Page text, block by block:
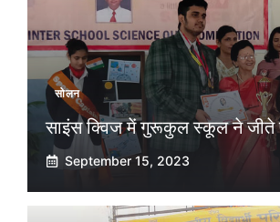
सोलन
साइंस क्विज में गुरूकुल स्कूल ने जीते
September 15, 2023